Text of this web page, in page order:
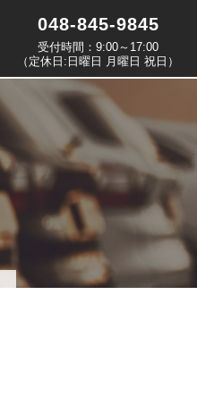
048-845-9845
受付時間：9:00～17:00
（定休日:日曜日 月曜日 祝日）